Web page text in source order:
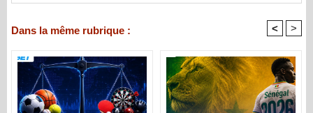
Dans la même rubrique : < >